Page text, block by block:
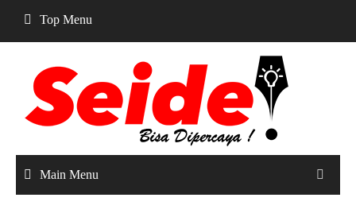
content
Top Menu
Main Menu